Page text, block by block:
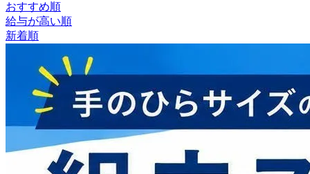
おすすめ順
給与が高い順
新着順